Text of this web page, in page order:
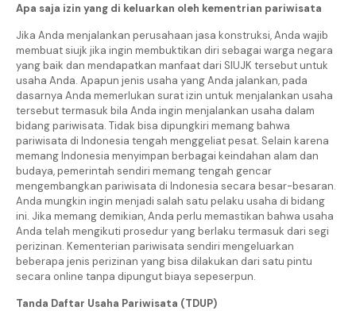
Apa saja izin yang di keluarkan oleh kementrian pariwisata
Jika Anda menjalankan perusahaan jasa konstruksi, Anda wajib
membuat siujk jika ingin membuktikan diri sebagai warga negara
yang baik dan mendapatkan manfaat dari SIUJK tersebut untuk
usaha Anda. Apapun jenis usaha yang Anda jalankan, pada
dasarnya Anda memerlukan surat izin untuk menjalankan usaha
tersebut termasuk bila Anda ingin menjalankan usaha dalam
bidang pariwisata. Tidak bisa dipungkiri memang bahwa
pariwisata di Indonesia tengah menggeliat pesat. Selain karena
memang Indonesia menyimpan berbagai keindahan alam dan
budaya, pemerintah sendiri memang tengah gencar
mengembangkan pariwisata di Indonesia secara besar-besaran.
Anda mungkin ingin menjadi salah satu pelaku usaha di bidang
ini. Jika memang demikian, Anda perlu memastikan bahwa usaha
Anda telah mengikuti prosedur yang berlaku termasuk dari segi
perizinan. Kementerian pariwisata sendiri mengeluarkan
beberapa jenis perizinan yang bisa dilakukan dari satu pintu
secara online tanpa dipungut biaya sepeserpun.
Tanda Daftar Usaha Pariwisata (TDUP)